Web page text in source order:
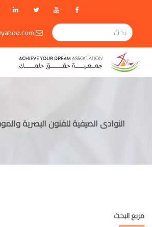
النوادى الصيفية للفنون البصرية
مربع البحث